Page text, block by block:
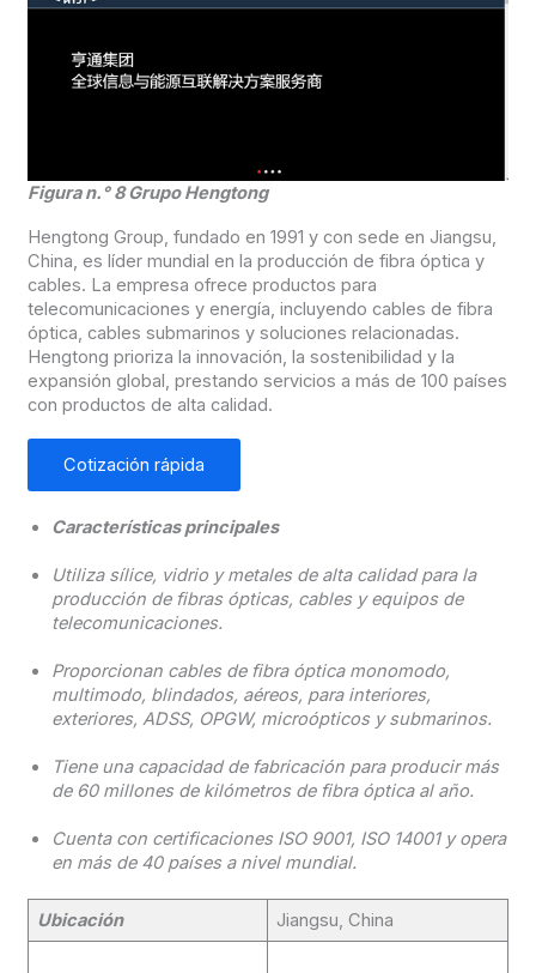
Figura n.° 8 Grupo Hengtong
Hengtong Group, fundado en 1991 y con sede en Jiangsu,
China, es líder mundial en la producción de fibra óptica y
cables. La empresa ofrece productos para
telecomunicaciones y energía, incluyendo cables de fibra
óptica, cables submarinos y soluciones relacionadas.
Hengtong prioriza la innovación, la sostenibilidad y la
expansión global, prestando servicios a más de 100 países
con productos de alta calidad.
Cotización rápida
Características principales
Utiliza sílice, vidrio y metales de alta calidad para la
producción de fibras ópticas, cables y equipos de
telecomunicaciones.
Proporcionan cables de fibra óptica monomodo,
multimodo, blindados, aéreos, para interiores,
exteriores, ADSS, OPGW, microópticos y submarinos.
Tiene una capacidad de fabricación para producir más
de 60 millones de kilómetros de fibra óptica al año.
Cuenta con certificaciones ISO 9001, ISO 14001 y opera
en más de 40 países a nivel mundial.
Ubicación Jiangsu, China